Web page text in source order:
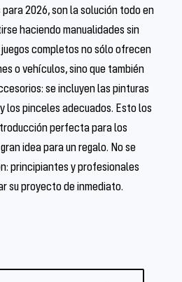
2026, son la solución todo en
haciendo manualidades sin
completos no sólo ofrecen
o vehículos, sino que también
se incluyen las pinturas
los pinceles adecuados. Esto los
perfecta para los
idea para un regalo. No se
principiantes y profesionales
su proyecto de inmediato.